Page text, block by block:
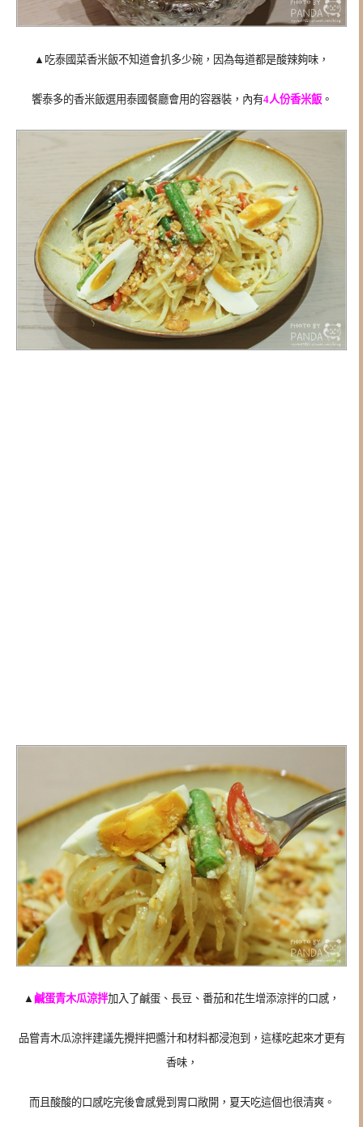
▲吃泰國菜香米飯不知道會扒多少碗，因為每道都是酸辣夠味，
饗泰多的香米飯選用泰國餐廳會用的容器裝，內有4人份香米飯。
▲ 鹹蛋青木瓜涼拌加入了鹹蛋、長豆、番茄和花生增添涼拌的口感，
品嘗青木瓜涼拌建議先攪拌把醬汁和材料都浸泡到，這樣吃起來才更有
香味，
而且酸酸的口感吃完後會感覺到胃口敞開，夏天吃這個也很清爽。